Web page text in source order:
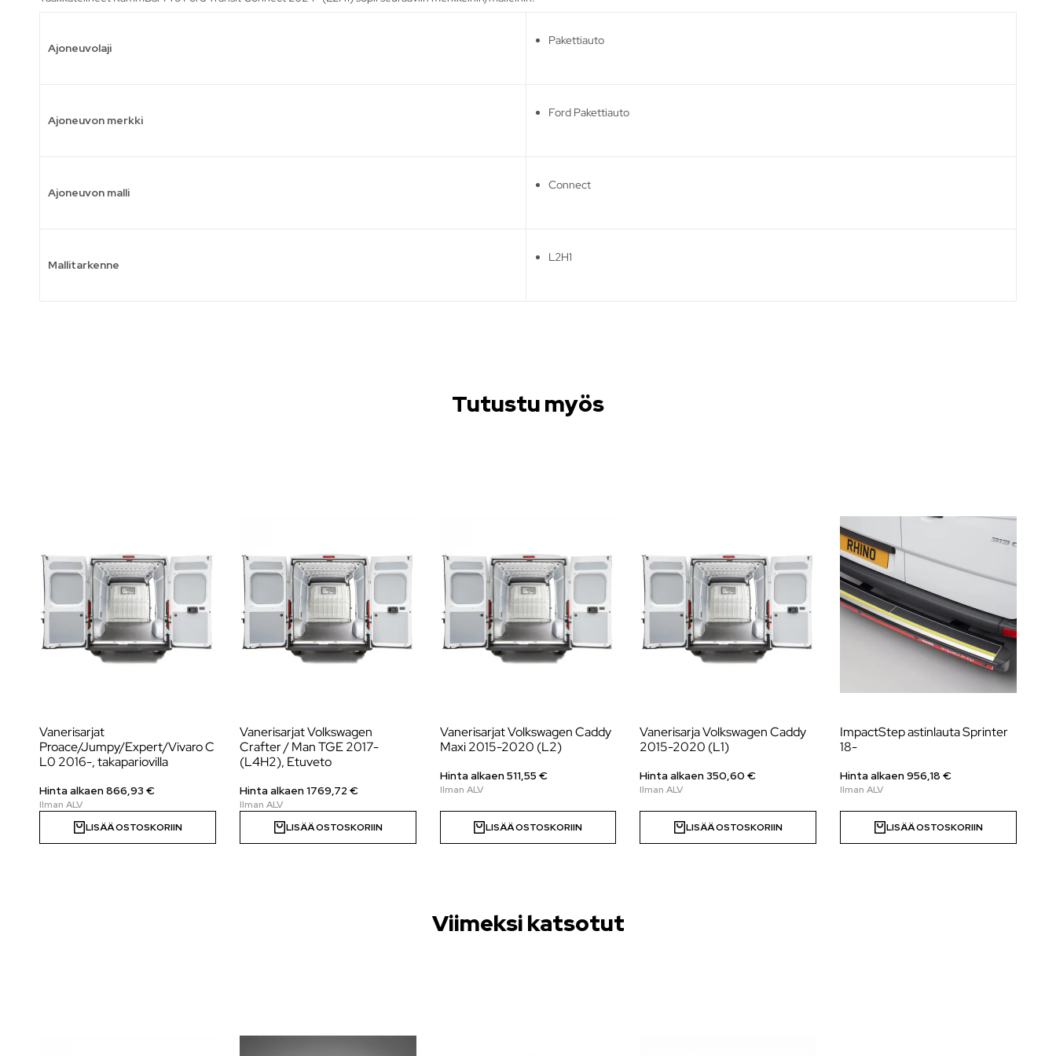
Ajoneuvolaji
Pakettiauto
Ajoneuvon merkki
Ford Pakettiauto
Ajoneuvon malli
Connect
Mallitarkenne
L2H1
Tutustu myös
Vanerisarjat
Proace/Jumpy/Expert/Vivaro C
L0 2016-, takapariovilla
Hinta alkaen866,93 €
LISÄÄ OSTOSKORIIN
Vanerisarjat Volkswagen
Crafter / Man TGE 2017-
(L4H2), Etuveto
Hinta alkaen1769,72 €
LISÄÄ OSTOSKORIIN
Vanerisarjat Volkswagen Caddy
Maxi 2015-2020 (L2)
Hinta alkaen511,55 €
LISÄÄ OSTOSKORIIN
Vanerisarja Volkswagen Caddy
2015-2020 (L1)
Hinta alkaen350,60€
LISÄÄ OSTOSKORIIN
ImpactStep astinlauta Sprinter
18-
Hinta alkaen956,18€
LISÄÄ OSTOSKORIIN
Viimeksi katsotut